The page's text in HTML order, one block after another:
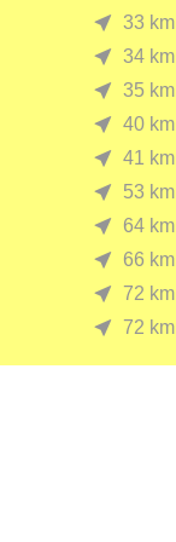
33 km
34 km
35 km
40 km
41 km
53 km
64 km
66 km
72 km
72 km